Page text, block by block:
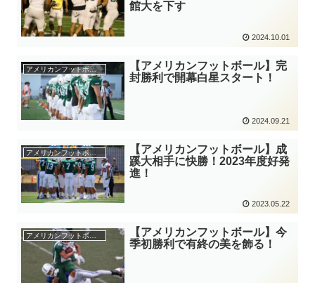
館大を下す
2024.10.01
アメリカンフットボール
【アメリカンフットボール】完
封勝利で開幕白星スタート！
2024.09.21
アメリカンフットボール
【アメリカンフットボール】成
蹊大相手に快勝！2023年度好発
進！
2023.05.22
アメリカンフットボール
【アメリカンフットボール】今
季初勝利で有終の美を飾る！